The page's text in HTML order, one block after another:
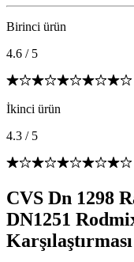
Birinci ürün
4.6 / 5
İkinci ürün
4.3 / 5
CVS Dn 1298
DN1251
Karşılaştırması